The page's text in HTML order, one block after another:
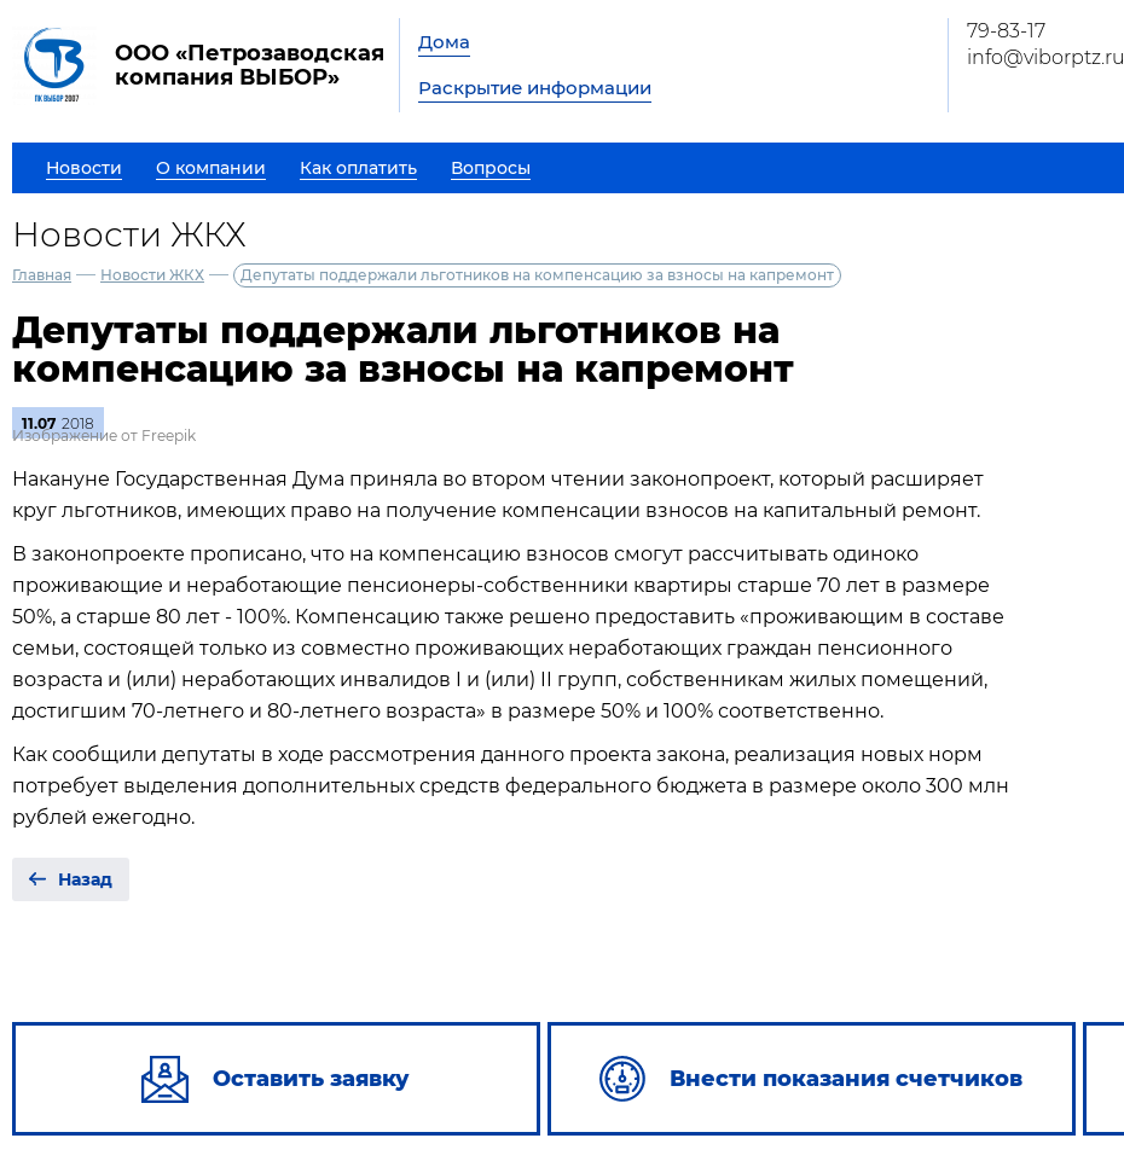
ООО «Петрозаводская
компания ВЫБОР»
Дома
Раскрытие информации
79-83-17
info@viborptz.ru
Новости О компании Как оплатить Вопросы
Новости ЖКХ
Главная — Новости ЖКХ — Депутаты поддержали льготников на компенсацию за взносы на капремонт
Депутаты поддержали льготников на
компенсацию за взносы на капремонт
11.07 2018
Изображение от Freepik
Накануне Государственная Дума приняла во втором чтении законопроект, который расширяет
круг льготников, имеющих право на получение компенсации взносов на капитальный ремонт.
В законопроекте прописано, что на компенсацию взносов смогут рассчитывать одиноко
проживающие и неработающие пенсионеры-собственники квартиры старше 70 лет в размере
50%, а старше 80 лет - 100%. Компенсацию также решено предоставить «проживающим в составе
семьи, состоящей только из совместно проживающих неработающих граждан пенсионного
возраста и (или) неработающих инвалидов I и (или) II групп, собственникам жилых помещений,
достигшим 70-летнего и 80-летнего возраста» в размере 50% и 100% соответственно.
Как сообщили депутаты в ходе рассмотрения данного проекта закона, реализация новых норм
потребует выделения дополнительных средств федерального бюджета в размере около 300 млн
рублей ежегодно.
Назад
Оставить заявку Внести показания счетчиков